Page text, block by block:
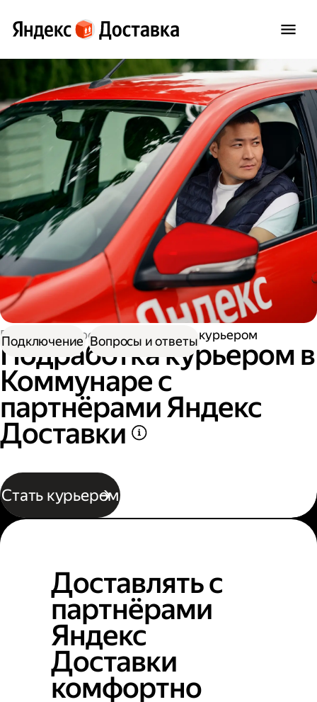
Работа курьером Подработка курьером
Подработка курьером в
Коммунаре с
партнёрами Яндекс
Доставки
Стать курьером
Подключение Вопросы и ответы
Доставлять с
партнёрами
Яндекс
Доставки
комфортно